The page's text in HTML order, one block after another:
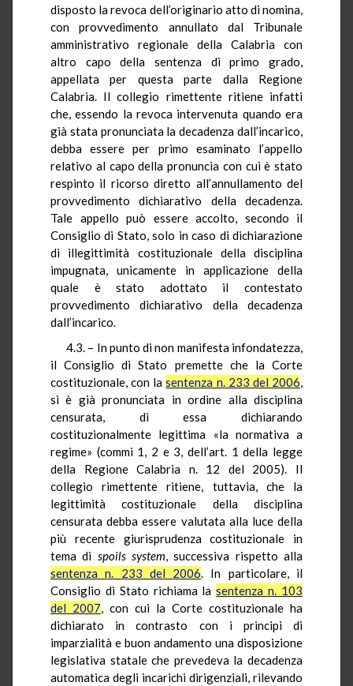
disposto la revoca dell’originario atto di nomina,
con provvedimento annullato dal Tribunale
amministrativo regionale della Calabria con
altro capo della sentenza di primo grado,
appellata per questa parte dalla Regione
Calabria. Il collegio rimettente ritiene infatti
che, essendo la revoca intervenuta quando era
già stata pronunciata la decadenza dall’incarico,
debba essere per primo esaminato l’appello
relativo al capo della pronuncia con cui è stato
respinto il ricorso diretto all’annullamento del
provvedimento dichiarativo della decadenza.
Tale appello può essere accolto, secondo il
Consiglio di Stato, solo in caso di dichiarazione
di illegittimità costituzionale della disciplina
impugnata, unicamente in applicazione della
quale è stato adottato il contestato
provvedimento dichiarativo della decadenza
dall’incarico.
4.3. – In punto di non manifesta infondatezza,
il Consiglio di Stato premette che la Corte
costituzionale, con lasentenza n. 233 del 2006,
si è già pronunciata in ordine alla disciplina
censurata, di essa dichiarando
costituzionalmente legittima «la normativa a
regime» (commi 1, 2 e 3, dell’art. 1 della legge
della Regione Calabria n. 12 del 2005). Il
collegio rimettente ritiene, tuttavia, che la
legittimità costituzionale della disciplina
censurata debba essere valutata alla luce della
più recente giurisprudenza costituzionale in
tema di spoils system, successiva rispetto alla
sentenza n. 233 del 2006. In particolare, il
Consiglio di Stato richiama lasentenza n. 103
del 2007, con cui la Corte costituzionale ha
dichiarato in contrasto con i principi di
imparzialità e buon andamento una disposizione
legislativa statale che prevedeva la decadenza
automatica degli incarichi dirigenziali, rilevando